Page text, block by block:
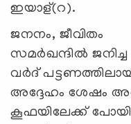
ഇയാള്(റ).
ജനനം, ജീവിതം
സമർഖന്ദിൽ
വർദ്
അദ്ദേഹം ശേഷം
കൂഫയിലേക്ക്